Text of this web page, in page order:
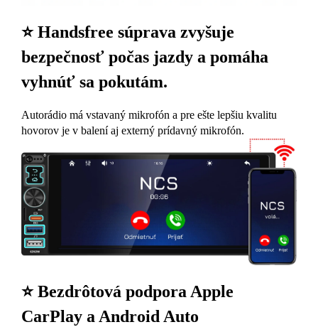
⭐ Handsfree súprava zvyšuje
bezpečnosť počas jazdy a pomáha
vyhnúť sa pokutám.
Autorádio má vstavaný mikrofón a pre ešte lepšiu kvalitu
hovorov je v balení aj externý prídavný mikrofón.
⭐ Bezdrôtová podpora Apple
CarPlay a Android Auto